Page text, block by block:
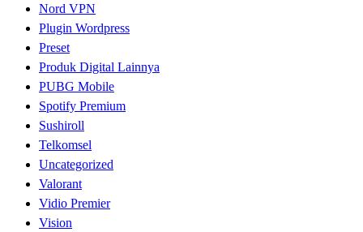
Nord VPN
Plugin Wordpress
Preset
Produk Digital Lainnya
PUBG Mobile
Spotify Premium
Sushiroll
Telkomsel
Uncategorized
Valorant
Vidio Premier
Vision